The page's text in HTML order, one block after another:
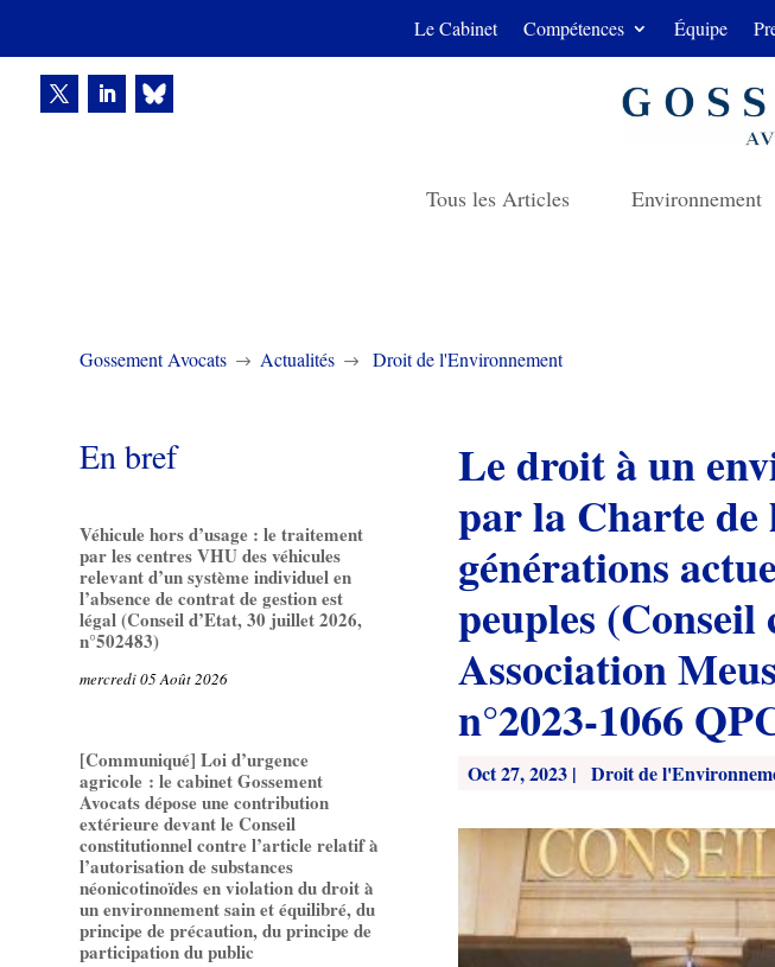
Le Cabinet Compétences Équipe
Tous les Articles Environnement
Gossement Avocats $ Actualités $ Droit de l'Environnement
En bref
Véhicule hors d’usage : le traitement
par les centres VHU des véhicules
relevant d’un système individuel en
l’absence de contrat de gestion est
légal (Conseil d’Etat, 30 juillet 2026,
n°502483)
mercredi 05 Août 2026
[Communiqué] Loi d’urgence
agricole : le cabinet Gossement
Avocats dépose une contribution
extérieure devant le Conseil
constitutionnel contre l’article relatif à
l’autorisation de substances
néonicotinoïdes en violation du droit à
un environnement sain et équilibré, du
principe de précaution, du principe de
participation du public
Le droit à un
par la Charte de
générations
peuples (Conseil constitutionnel, 27 octobre 2023,
Association
n°2023-1066
Oct 27, 2023 | Droit de